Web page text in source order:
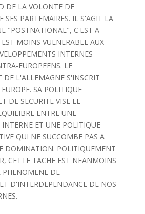
DE LA VOLONTE DE
SES PARTEMAIRES. IL S'AGIT LA
"POSTNATIONAL", C'EST A
MOINS VULNERABLE AUX
INTERNES
EUROPEENS. LE
DE L'ALLEMAGNE S'INSCRIT
SA POLITIQUE
DE SECURITE VISE LE
ENTRE UNE
ET UNE POLITIQUE
QUI NE SUCCOMBE PAS A
DOMINATION. POLITIQUEMENT
CETTE TACHE EST NEANMOINS
PHENOMENE DE
D'INTERDEPENDANCE DE NOS